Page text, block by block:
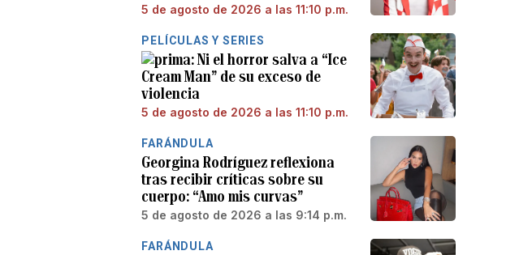
5 de agosto de 2026 a las 11:10 p.m.
PELÍCULAS Y SERIES
Ni el horror salva a “Ice
Cream Man” de su exceso de
violencia
5 de agosto de 2026 a las 11:10 p.m.
FARÁNDULA
Georgina Rodríguez reflexiona
tras recibir críticas sobre su
cuerpo: “Amo mis curvas”
5 de agosto de 2026 a las 9:14 p.m.
FARÁNDULA